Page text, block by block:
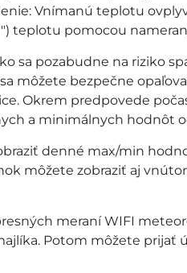
Vnímanú teplotu
teplotu pomocou
sa pozabudne na riziko
môžete bezpečne
Okrem predpovede
a minimálnych hodnôt
denné max/min
môžete zobraziť aj
meraní WIFI
Potom môžete prijať